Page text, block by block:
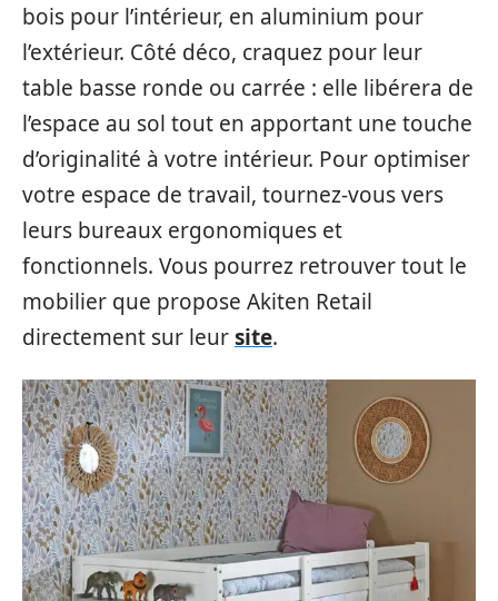
bois pour l’intérieur, en aluminium pour
l’extérieur. Côté déco, craquez pour leur
table basse ronde ou carrée : elle libérera de
l’espace au sol tout en apportant une touche
d’originalité à votre intérieur. Pour optimiser
votre espace de travail, tournez-vous vers
leurs bureaux ergonomiques et
fonctionnels. Vous pourrez retrouver tout le
mobilier que propose Akiten Retail
directement sur leursite.